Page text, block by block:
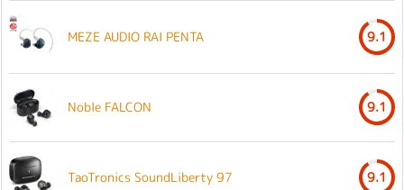
MEZE AUDIO RAI PENTA 9.1
Noble FALCON 9.1
TaoTronics SoundLiberty 97 9.1